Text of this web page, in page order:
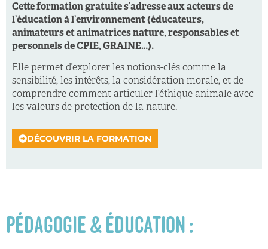
Cette formation gratuite s’adresse aux acteurs de
l’éducation à l’environnement (éducateurs,
animateurs et animatrices nature, responsables et
personnels de CPIE, GRAINE…).
Elle permet d’explorer les notions-clés comme la
sensibilité, les intérêts, la considération morale, et de
comprendre comment articuler l’éthique animale avec
les valeurs de protection de la nature.
DÉCOUVRIR LA FORMATION
PÉDAGOGIE & ÉDUCATION :